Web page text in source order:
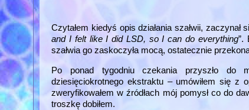
Czytałem kiedyś opis działania szałwii, zaczynał
and I felt like I did LSD, so I can do everything”.
szałwia go zaskoczyła mocą, ostatecznie
Po ponad tygodniu czekania przyszło do
dziesięciokrotnego ekstraktu – umówiłem się z
zweryfikowałem w źródłach mój pomysł co do
troszkę dobiłem.